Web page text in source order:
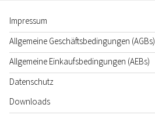
Impressum
Allgemeine Geschäftsbedingungen (AGBs)
Allgemeine Einkaufsbedingungen (AEBs)
Datenschutz
Downloads